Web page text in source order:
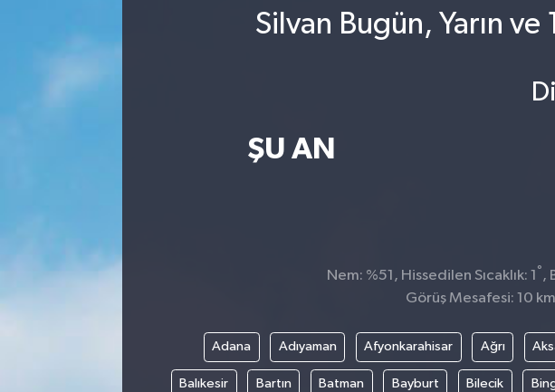
Silvan Bugün, Yarın
ŞU AN
Nem: %51, Hissedilen Sıcaklık: 1 ° ,
Görüş Mesafesi: 10
Adana Adıyaman Afyonkarahisar Ağrı
Balıkesir Bartın Batman Bayburt Bilecik